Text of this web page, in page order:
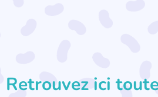
Retrouvez ici